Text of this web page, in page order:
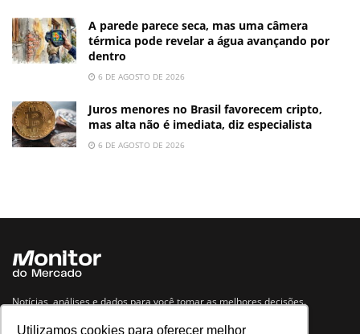
Utilizamos cookies para oferecer melhor
A parede parece seca, mas uma câmera
térmica pode revelar a água avançando por
dentro
6 DE AGOSTO DE 2026
Juros menores no Brasil favorecem cripto,
mas alta não é imediata, diz especialista
6 DE AGOSTO DE 2026
Notícias, análises e dados para você tomar as melhores decisões.